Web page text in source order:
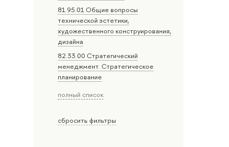
81.95.01 Общие вопросы
технической эстетики,
художественного конструирования,
дизайна
82.33.00 Стратегический
менеджмент. Стратегическое
планирование
полный список
сбросить фильтры